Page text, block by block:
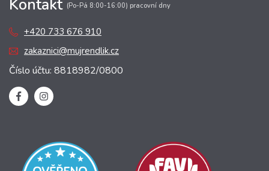
Kontakt (Po-Pá 8:00-16:00) pracovní dny
+420 733 676 910
zakaznici@mujrendlik.cz
Číslo účtu: 8818982/0800